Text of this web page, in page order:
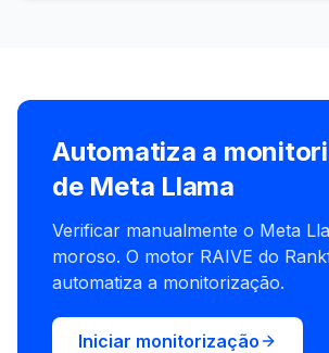
Automatiza a
de Meta Llama
Verificar manualmente o Meta
moroso. O motor RAIVE do
automatiza a monitorização.
Iniciar monitorização